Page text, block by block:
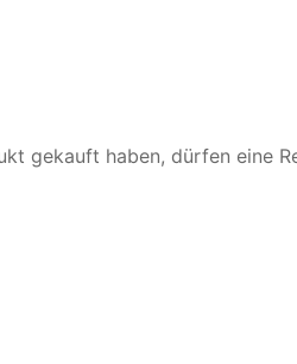
gekauft haben, dürfen eine